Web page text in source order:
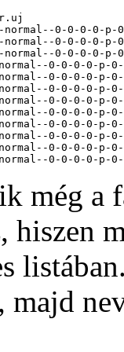
0-0-0-0-p-
0-0-0-0-p-
0-0-0-0-p-
0-0-0-0-p-0-
0-0-0-0-p-0-
0-0-0-0-p-0-
0-0-0-0-p-0-
0-0-0-0-p-0-
0-0-0-0-p-0-
0-0-0-0-p-0-
0-0-0-0-p-0-
még a
hiszen
majd